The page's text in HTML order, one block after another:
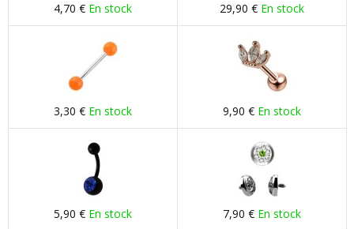
4,70 € En stock 29,90 € En stock
3,30 € En stock 9,90 € En stock
5,90 € En stock 7,90 € En stock